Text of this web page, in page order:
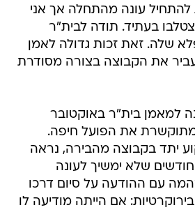
להתחיל עונה מהתחלה אך אני
בעתיד. תודה לבית"ר
שלה. זאת זכות גדולה לאמן
את הקבוצה בצורה מסודרת
בן ה-53 מונה למאמן בית"ר באוקטובר
מתוקשרת את הפועל חיפה.
יתד בקבוצה מהבירה, נראה
שלא ימשיך לעונה
עם ההודעה על סיום דרכו
אם הייתה מודיעה לו